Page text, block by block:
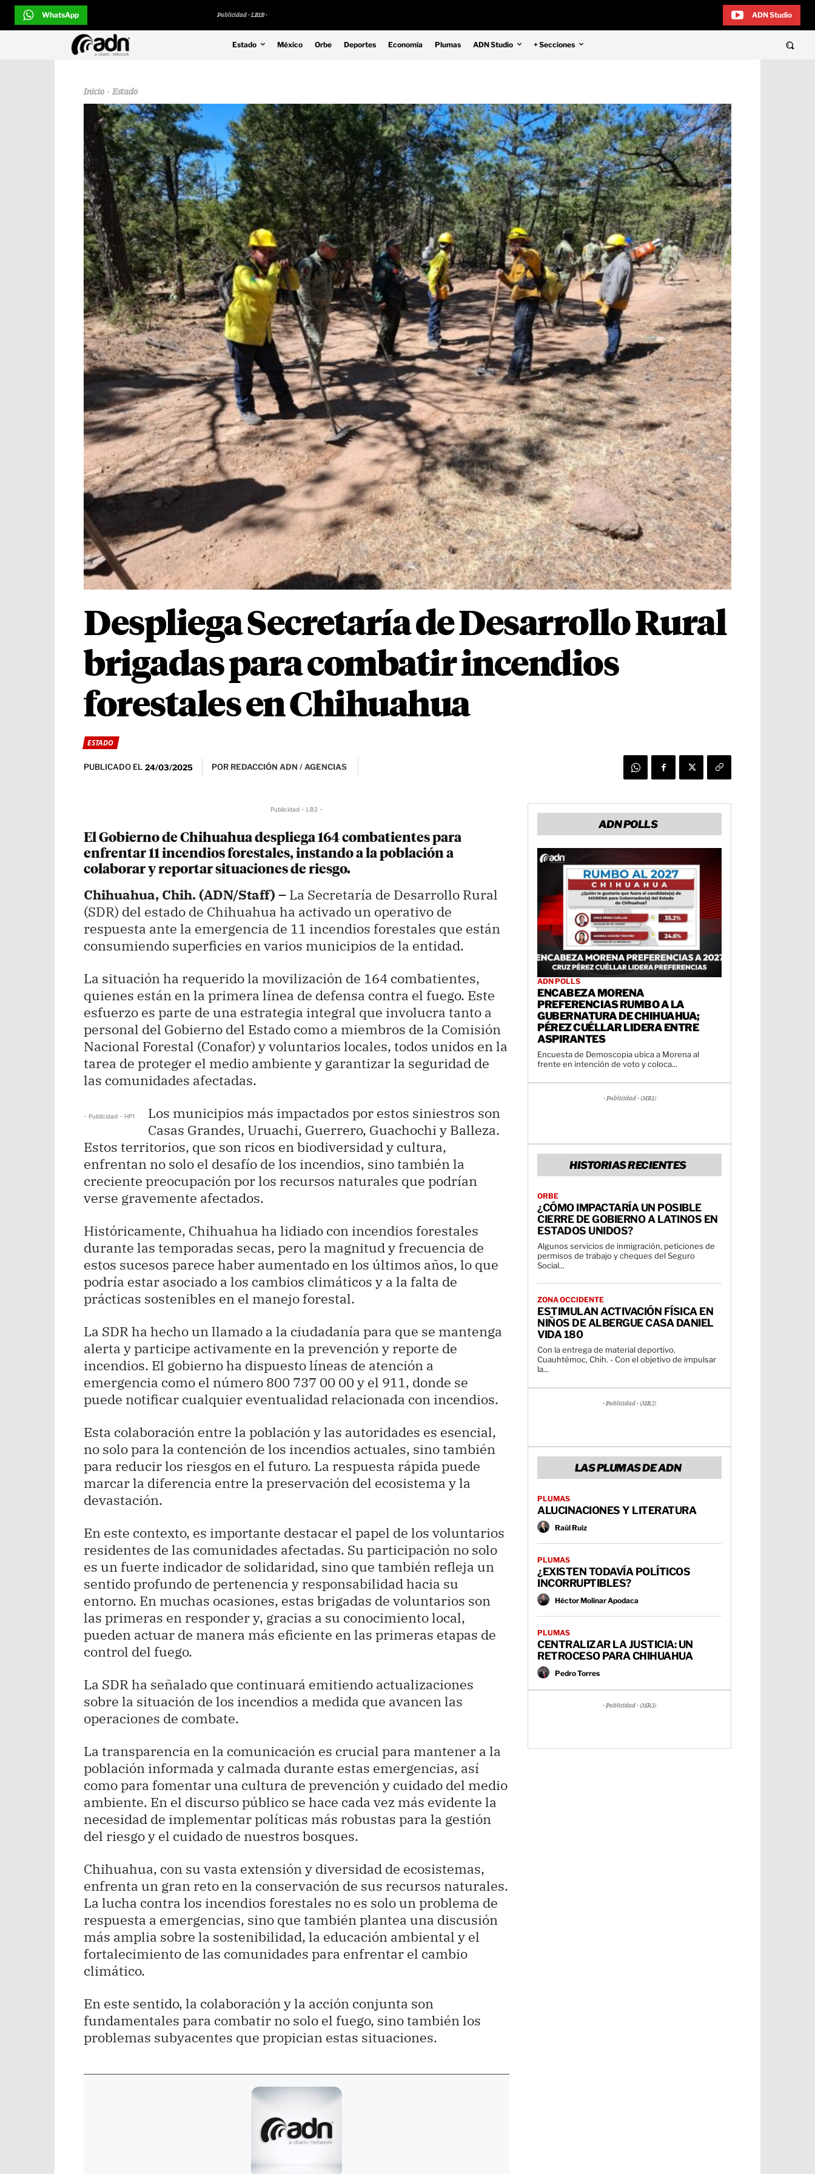
WhatsApp Publicidad - LB1B - ADN Studio
Estado México Orbe Deportes Economía Plumas ADN Studio + Secciones
Inicio Estado
Despliega Secretaría de Desarrollo Rural
brigadas para combatir incendios
forestales en Chihuahua
ESTADO
PUBLICADO EL 24/03/2025 POR REDACCIÓN ADN / AGENCIAS
Publicidad - LB2 -
El Gobierno de Chihuahua despliega 164 combatientes para
enfrentar 11 incendios forestales, instando a la población a
colaborar y reportar situaciones de riesgo.
Chihuahua, Chih. (ADN/Staff) – La Secretaría de Desarrollo Rural
(SDR) del estado de Chihuahua ha activado un operativo de
respuesta ante la emergencia de 11 incendios forestales que están
consumiendo superficies en varios municipios de la entidad.
La situación ha requerido la movilización de 164 combatientes,
quienes están en la primera línea de defensa contra el fuego. Este
esfuerzo es parte de una estrategia integral que involucra tanto a
personal del Gobierno del Estado como a miembros de la Comisión
Nacional Forestal (Conafor) y voluntarios locales, todos unidos en la
tarea de proteger el medio ambiente y garantizar la seguridad de
las comunidades afectadas.
- Publicidad - HP1
Los municipios más impactados por estos siniestros son
Casas Grandes, Uruachi, Guerrero, Guachochi y Balleza.
Estos territorios, que son ricos en biodiversidad y cultura,
enfrentan no solo el desafío de los incendios, sino también la
creciente preocupación por los recursos naturales que podrían
verse gravemente afectados.
Históricamente, Chihuahua ha lidiado con incendios forestales
durante las temporadas secas, pero la magnitud y frecuencia de
estos sucesos parece haber aumentado en los últimos años, lo que
podría estar asociado a los cambios climáticos y a la falta de
prácticas sostenibles en el manejo forestal.
La SDR ha hecho un llamado a la ciudadanía para que se mantenga
alerta y participe activamente en la prevención y reporte de
incendios. El gobierno ha dispuesto líneas de atención a
emergencia como el número 800 737 00 00 y el 911, donde se
puede notificar cualquier eventualidad relacionada con incendios.
Esta colaboración entre la población y las autoridades es esencial,
no solo para la contención de los incendios actuales, sino también
para reducir los riesgos en el futuro. La respuesta rápida puede
marcar la diferencia entre la preservación del ecosistema y la
devastación.
En este contexto, es importante destacar el papel de los voluntarios
residentes de las comunidades afectadas. Su participación no solo
es un fuerte indicador de solidaridad, sino que también refleja un
sentido profundo de pertenencia y responsabilidad hacia su
entorno. En muchas ocasiones, estas brigadas de voluntarios son
las primeras en responder y, gracias a su conocimiento local,
pueden actuar de manera más eficiente en las primeras etapas de
control del fuego.
La SDR ha señalado que continuará emitiendo actualizaciones
sobre la situación de los incendios a medida que avancen las
operaciones de combate.
La transparencia en la comunicación es crucial para mantener a la
población informada y calmada durante estas emergencias, así
como para fomentar una cultura de prevención y cuidado del medio
ambiente. En el discurso público se hace cada vez más evidente la
necesidad de implementar políticas más robustas para la gestión
del riesgo y el cuidado de nuestros bosques.
Chihuahua, con su vasta extensión y diversidad de ecosistemas,
enfrenta un gran reto en la conservación de sus recursos naturales.
La lucha contra los incendios forestales no es solo un problema de
respuesta a emergencias, sino que también plantea una discusión
más amplia sobre la sostenibilidad, la educación ambiental y el
fortalecimiento de las comunidades para enfrentar el cambio
climático.
En este sentido, la colaboración y la acción conjunta son
fundamentales para combatir no solo el fuego, sino también los
problemas subyacentes que propician estas situaciones.
ADN POLLS
ADN POLLS
ENCABEZA MORENA
PREFERENCIAS RUMBO A LA
GUBERNATURA DE CHIHUAHUA;
PÉREZ CUÉLLAR LIDERA ENTRE
ASPIRANTES
Encuesta de Demoscopia ubica a Morena al
frente en intención de voto y coloca...
- Publicidad - (MR1)
HISTORIAS RECIENTES
ORBE
¿CÓMO IMPACTARÍA UN POSIBLE
CIERRE DE GOBIERNO A LATINOS EN
ESTADOS UNIDOS?
Algunos servicios de inmigración, peticiones de
permisos de trabajo y cheques del Seguro
Social...
ZONA OCCIDENTE
ESTIMULAN ACTIVACIÓN FÍSICA EN
NIÑOS DE ALBERGUE CASA DANIEL
VIDA 180
Con la entrega de material deportivo.
Cuauhtémoc, Chih. - Con el objetivo de impulsar
la...
- Publicidad - (MR2)
LAS PLUMAS DE ADN
PLUMAS
ALUCINACIONES Y LITERATURA
Raúl Ruiz
PLUMAS
¿EXISTEN TODAVÍA POLÍTICOS
INCORRUPTIBLES?
Héctor Molinar Apodaca
PLUMAS
CENTRALIZAR LA JUSTICIA: UN
RETROCESO PARA CHIHUAHUA
Pedro Torres
- Publicidad - (MR3)